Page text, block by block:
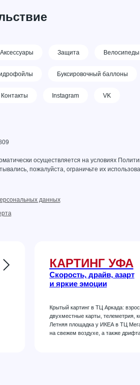
Аксессуары Защита Велосипеды
Буксировочный баллоны
Контакты Instagram VK
осуществляется на условиях
пожалуйста, ограничьте их
данных
КАРТИНГ УФА
Скорость, драйв, азарт
и яркие эмоции
Крытый картинг в ТЦ Аркада:
двухместные карты, телеметрия,
Летняя площадка у ИКЕА в ТЦ
на свежем воздухе, а также